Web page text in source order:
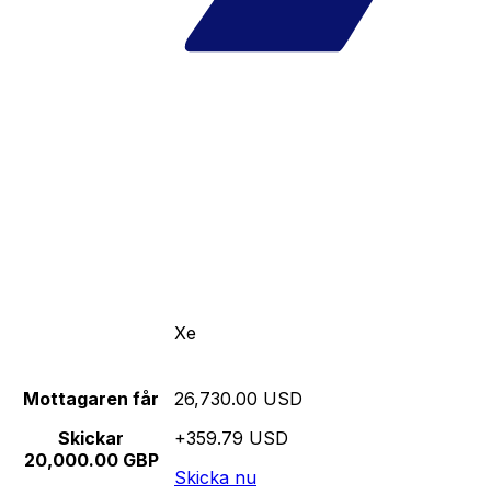
Xe
Mottagaren får
Skickar
20,000.00 GBP
26,730.00 USD
+359.79 USD
Skicka nu